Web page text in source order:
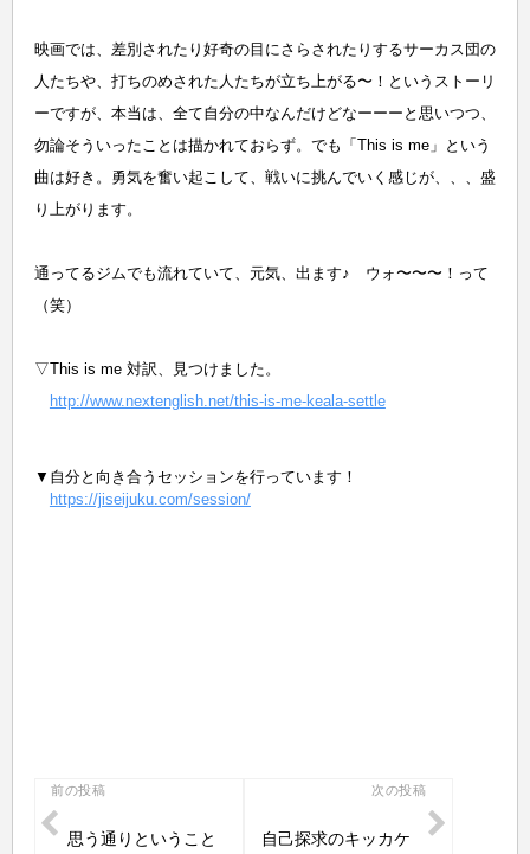
映画では、差別されたり好奇の目にさらされたりするサーカス団の
人たちや、打ちのめされた人たちが立ち上がる〜！というストーリ
ーですが、本当は、全て自分の中なんだけどなーーーと思いつつ、
勿論そういったことは描かれておらず。でも「This is me」という
曲は好き。勇気を奮い起こして、戦いに挑んでいく感じが、、、盛
り上がります。
通ってるジムでも流れていて、元気、出ます♪ ウォ〜〜〜！って
（笑）
▽This is me 対訳、見つけました。
http://www.nextenglish.net/this-is-me-keala-settle
▼自分と向き合うセッションを行っています！
https://jiseijuku.com/session/
投
稿
前の投稿
思う通りということ
次の投稿
自己探求のキッカケ